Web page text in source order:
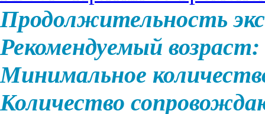
Продолжительность
Рекомендуемый возраст:
Минимальное
Количество